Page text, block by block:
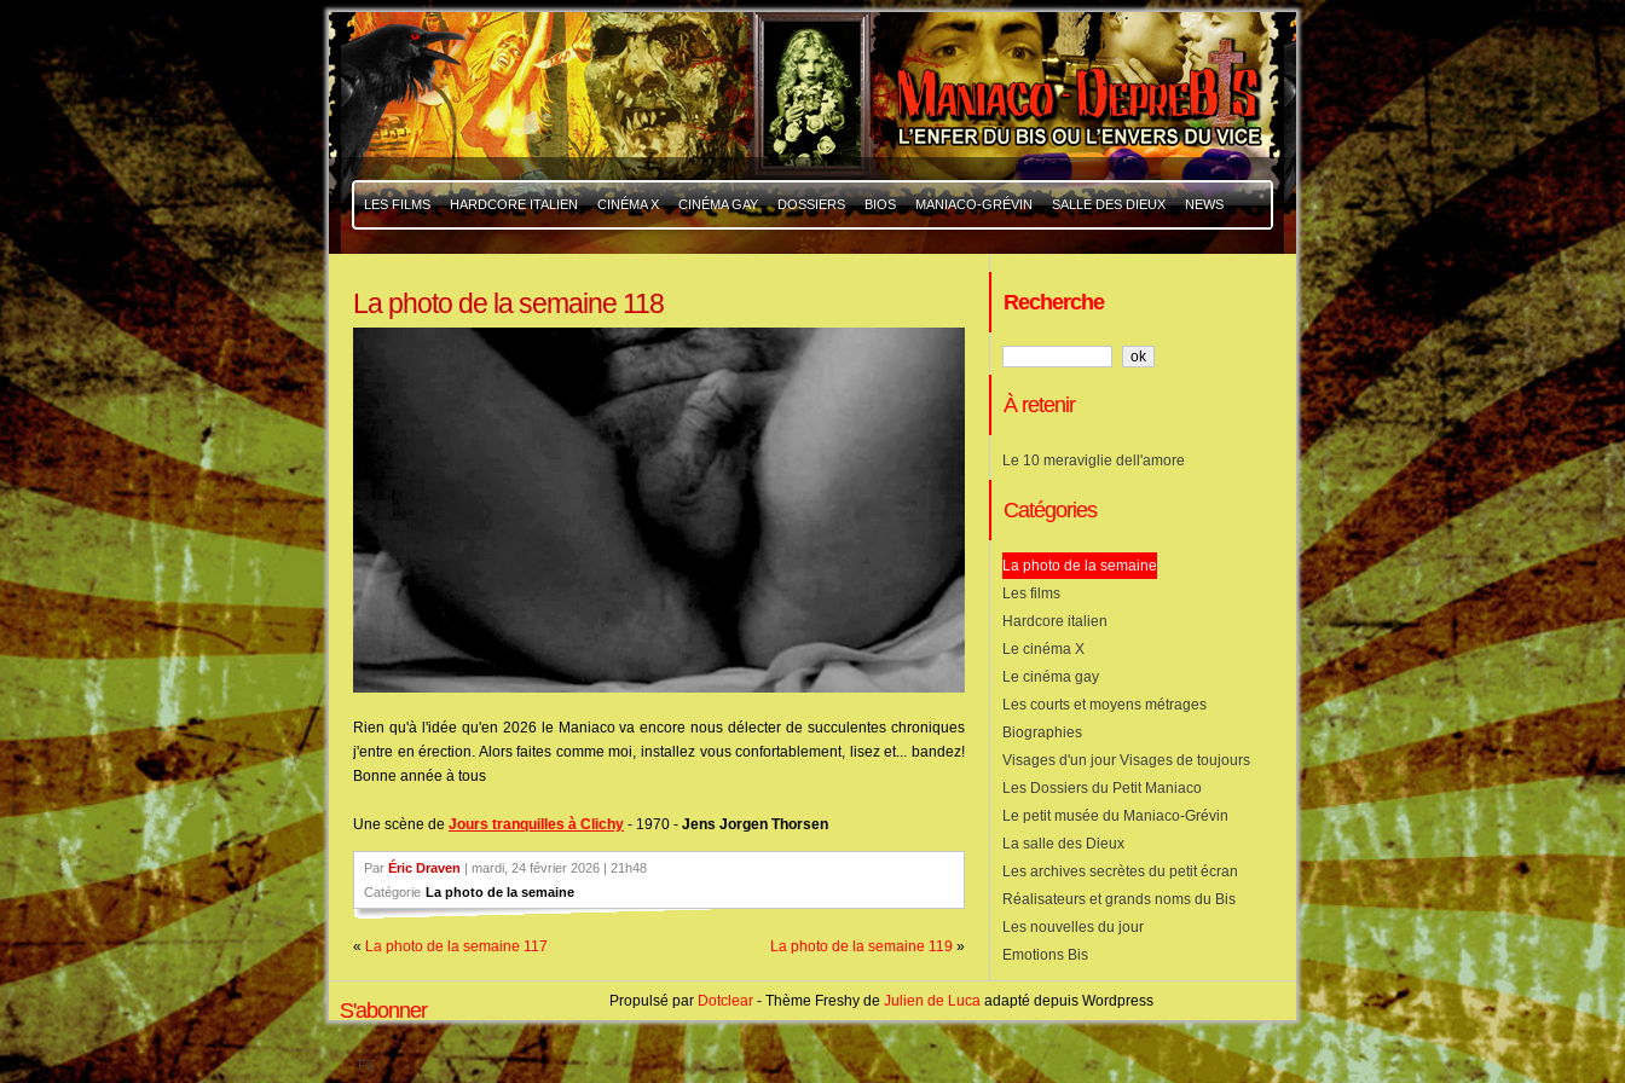
LES FILMS HARDCORE ITALIEN CINÉMA X CINÉMA GAY DOSSIERS BIOS MANIACO-GRÉVIN SALLE DES DIEUX NEWS
La photo de la semaine 118
Rien qu'à l'idée qu'en 2026 le Maniaco va encore nous délecter de succulentes chroniques
j'entre en érection. Alors faites comme moi, installez vous confortablement, lisez et... bandez!
Bonne année à tous
Une scène de Jours tranquilles à Clichy - 1970 - Jens Jorgen Thorsen
Par Éric Draven | mardi, 24 février 2026 | 21h48
Catégorie La photo de la semaine
« La photo de la semaine 117 La photo de la semaine 119 »
Recherche
À retenir
Le 10 meraviglie dell'amore
Catégories
La photo de la semaine
Les films
Hardcore italien
Le cinéma X
Le cinéma gay
Les courts et moyens métrages
Biographies
Visages d'un jour Visages de toujours
Les Dossiers du Petit Maniaco
Le petit musée du Maniaco-Grévin
La salle des Dieux
Les archives secrètes du petit écran
Réalisateurs et grands noms du Bis
Les nouvelles du jour
Emotions Bis
S'abonner
Fil
Propulsé par Dotclear - Thème Freshy de Julien de Luca adapté depuis Wordpress